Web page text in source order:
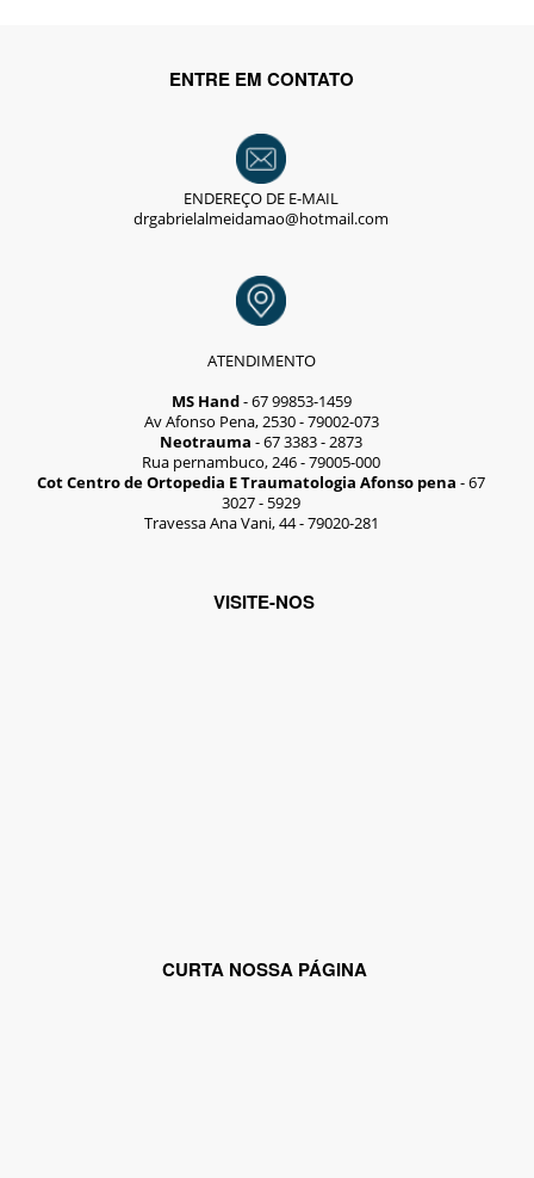
ENTRE EM CONTATO
ENDEREÇO DE E-MAIL
drgabrielalmeidamao@hotmail.com
ATENDIMENTO
MS Hand- 67 99853-1459
Av Afonso Pena, 2530 - 79002-073
Neotrauma - 67 3383 - 2873
Rua pernambuco, 246 - 79005-000
Cot Centro de Ortopedia E Traumatologia Afonso pena - 67
3027 - 5929
Travessa Ana Vani, 44 - 79020-281
VISITE-NOS
CURTA NOSSA PÁGINA